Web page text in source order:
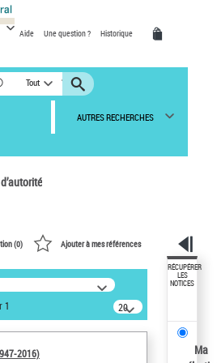
Aide Une question ? Historique
Tout
AUTRES RECHERCHES
les
2016)
(0) Ajouter à mes références
1
20
résultats/page
2016)
RÉCUPÉRER
LES
NOTICES
Ma